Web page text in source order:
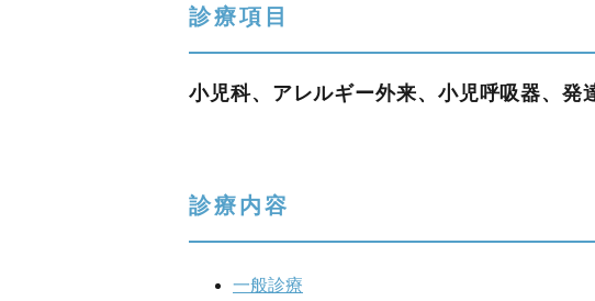
診療項目
小児科、アレルギー外来、小児呼吸器、発
診療内容
一般診療